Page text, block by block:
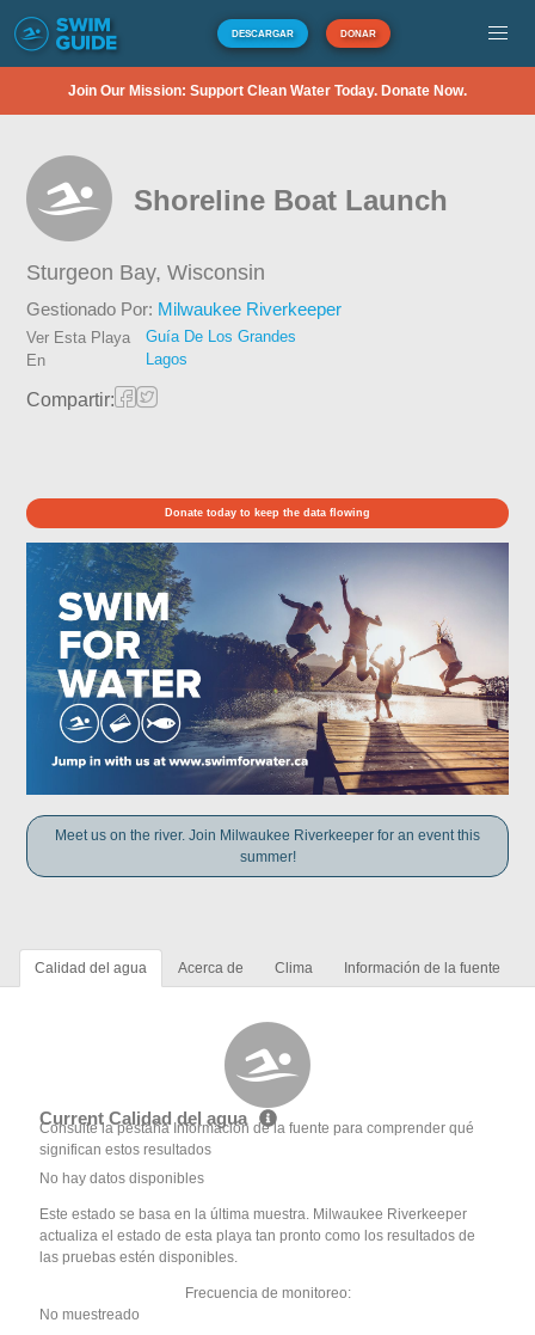
DESCARGAR DONAR
Join Our Mission: Support Clean Water Today. Donate Now.
Shoreline Boat Launch
Sturgeon Bay,Wisconsin
Gestionado Por: Milwaukee Riverkeeper
Ver Esta Playa
En
Guía De Los Grandes
Lagos
Compartir:
Donate today to keep the data flowing
Meet us on the river. Join Milwaukee Riverkeeper for an event this
summer!
Calidad del agua Acerca de Clima Información de la fuente
Current Calidad del agua
Consulte la pestaña Información de la fuente para comprender qué
significan estos resultados
No hay datos disponibles
Este estado se basa en la última muestra. Milwaukee Riverkeeper
actualiza el estado de esta playa tan pronto como los resultados de
las pruebas estén disponibles.
Frecuencia de monitoreo:
No muestreado